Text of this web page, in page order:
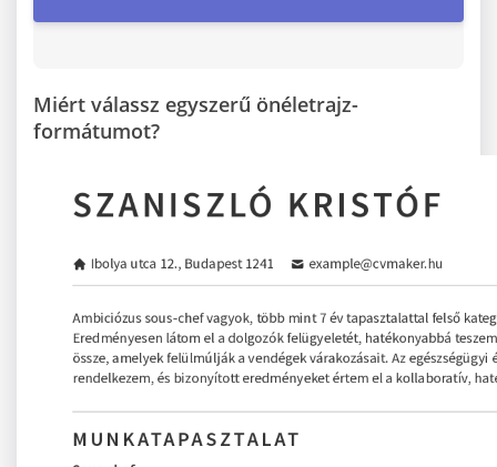
Miért válassz egyszerű önéletrajz-
formátumot?